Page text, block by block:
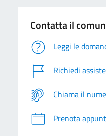
Contatta il
Leggi le
Richiedi
Chiama il
Prenota